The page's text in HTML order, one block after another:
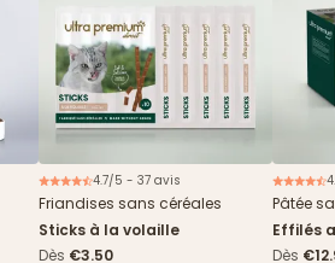
4.7/5 - 37 avis
Friandises sans céréales
Sticks à la volaille
Dès €3.50
Pâtée
Effilés
Dès